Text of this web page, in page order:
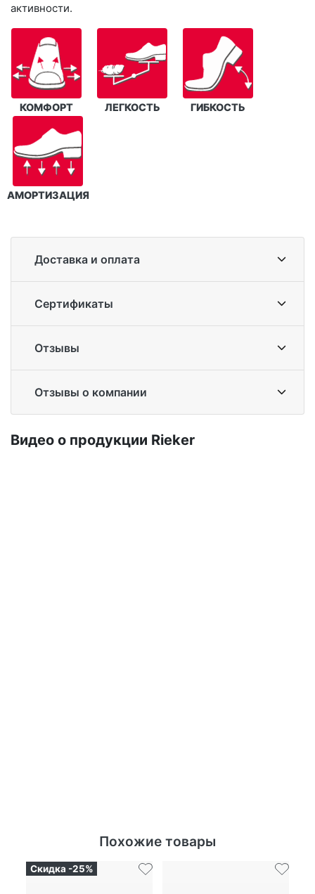
активности.
КОМФОРТ ЛЕГКОСТЬ ГИБКОСТЬ
АМОРТИЗАЦИЯ
Доставка и оплата
Сертификаты
Отзывы
Отзывы о компании
Ви­део о про­дук­ции Ri­eker
Похожие товары
Скидка -25%